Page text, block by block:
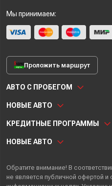
Мы принимаем:
Проложить маршрут
АВТО С ПРОБЕГОМ
НОВЫЕ АВТО
КРЕДИТНЫЕ ПРОГРАММЫ
НОВЫЕ АВТО
Обратите внимание! В
не является публичной офертой